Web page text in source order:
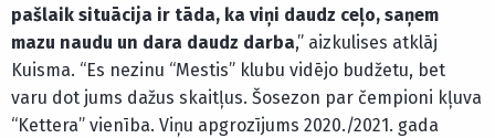
pašlaik situācija ir tāda, ka viņi daudz ceļo, saņem
mazu naudu un dara daudz darba,” aizkulises atklāj
Kuisma. “Es nezinu “Mestis” klubu vidējo budžetu, bet
varu dot jums dažus skaitļus. Šosezon par čempioni kļuva
“Kettera” vienība. Viņu apgrozījums 2020./2021. gada